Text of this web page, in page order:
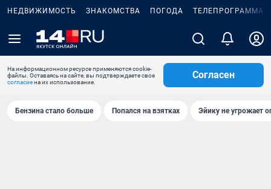
НЕДВИЖИМОСТЬ ЗНАКОМСТВА ПОГОДА ТЕЛЕПРОГРАММА
На информационном ресурсе применяются cookie-
файлы. Оставаясь на сайте, вы подтверждаете свое
согласиена их использование.
Согласен
Бензина стало больше Попался на взятках Эйику не угрожает